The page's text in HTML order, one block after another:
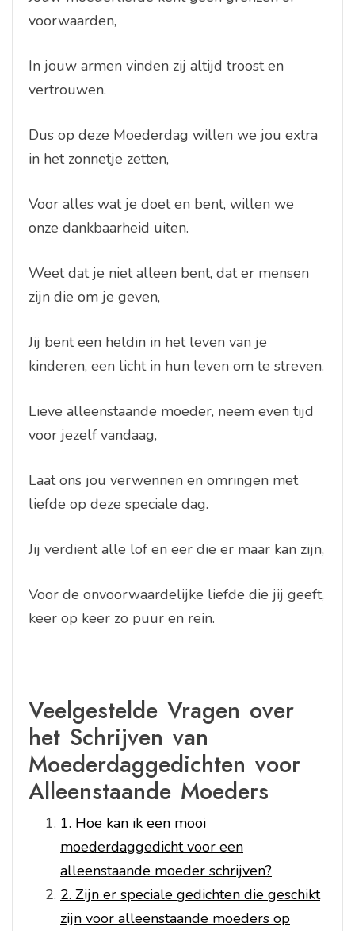
voorwaarden,
In jouw armen vinden zij altijd troost en
vertrouwen.
Dus op deze Moederdag willen we jou extra
in het zonnetje zetten,
Voor alles wat je doet en bent, willen we
onze dankbaarheid uiten.
Weet dat je niet alleen bent, dat er mensen
zijn die om je geven,
Jij bent een heldin in het leven van je
kinderen, een licht in hun leven om te streven.
Lieve alleenstaande moeder, neem even tijd
voor jezelf vandaag,
Laat ons jou verwennen en omringen met
liefde op deze speciale dag.
Jij verdient alle lof en eer die er maar kan zijn,
Voor de onvoorwaardelijke liefde die jij geeft,
keer op keer zo puur en rein.
Veelgestelde Vragen over
het Schrijven van
Moederdaggedichten voor
Alleenstaande Moeders
1. Hoe kan ik een mooi
moederdaggedicht voor een
alleenstaande moeder schrijven?
2. Zijn er speciale gedichten die geschikt
zijn voor alleenstaande moeders op